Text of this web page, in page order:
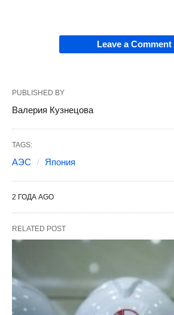
Leave a Comment
PUBLISHED BY
Валерия Кузнецова
TAGS:
АЭС Япония
2 ГОДА AGO
RELATED POST